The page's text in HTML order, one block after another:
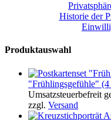
Historie der
Produktauswahl
"Frühlingsgefühle" (4
Umsatzsteuerbefreit
zzgl. Versand